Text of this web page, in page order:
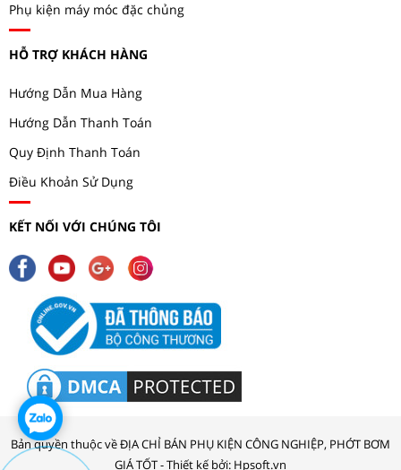
Phụ kiện máy móc đặc chủng
HỖ TRỢ KHÁCH HÀNG
Hướng Dẫn Mua Hàng
Hướng Dẫn Thanh Toán
Quy Định Thanh Toán
Điều Khoản Sử Dụng
KẾT NỐI VỚI CHÚNG TÔI
Bản quyền thuộc về ĐỊA CHỈ BÁN PHỤ KIỆN CÔNG NGHIỆP, PHỚT BƠM
GIÁ TỐT - Thiết kế bởi: Hpsoft.vn